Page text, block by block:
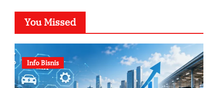
You Missed
Info Bisnis